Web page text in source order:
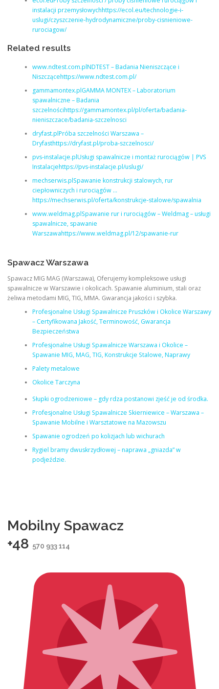
instalacji przemysłowychhttps://ecol.eu/technologie-i-
uslugi/czyszczenie-hydrodynamiczne/proby-cisnieniowe-
rurociagow/
Related results
www.ndtest.com.plNDTEST – Badania Nieniszczące i
Niszczącehttps://www.ndtest.com.pl/
gammamontex.plGAMMA MONTEX – Laboratorium
spawalniczne – Badania
szczelnościhttps://gammamontex.pl/pl/oferta/badania-
nieniszczace/badania-szczelnosci
dryfast.plPróba szczelności Warszawa –
Dryfasthttps://dryfast.pl/proba-szczelnosci/
pvs-instalacje.plUsługi spawalnicze i montaż rurociągów | PVS
Instalacjehttps://pvs-instalacje.pl/uslugi/
mechserwis.plSpawanie konstrukcji stalowych, rur
ciepłowniczych i rurociągów …
https://mechserwis.pl/oferta/konstrukcje-stalowe/spawalnia
www.weldmag.plSpawanie rur i rurociągów – Weldmag – usługi
spawalnicze, spawanie
Warszawahttps://www.weldmag.pl/12/spawanie-rur
Spawacz Warszawa
Spawacz MIG MAG (Warszawa), Oferujemy kompleksowe usługi
spawalnicze w Warszawie i okolicach. Spawanie aluminium, stali oraz
żeliwa metodami MIG, TIG, MMA. Gwarancja jakości i szybka.
Profesjonalne Usługi Spawalnicze Pruszków i Okolice Warszawy
– Certyfikowana Jakość, Terminowość, Gwarancja
Bezpieczeństwa
Profesjonalne Usługi Spawalnicze Warszawa i Okolice –
Spawanie MIG, MAG, TIG, Konstrukcje Stalowe, Naprawy
Palety metalowe
Okolice Tarczyna
Słupki ogrodzeniowe – gdy rdza postanowi zjeść je od środka.
Profesjonalne Usługi Spawalnicze Skierniewice – Warszawa –
Spawanie Mobilne i Warsztatowe na Mazowszu
Spawanie ogrodzeń po kolizjach lub wichurach
Rygiel bramy dwuskrzydłowej – naprawa „gniazda” w
podjeździe.
Mobilny Spawacz
+48 570 933 114